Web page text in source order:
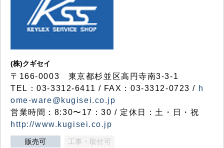
(株)クギセイ
〒166-0003 東京都杉並区高円寺南3-3-1
TEL：03-3312-6411 / FAX：03-3312-0723 / h
ome-ware@kugisei.co.jp
営業時間：8:30〜17：30 / 定休日：土・日・祝
http://www.kugisei.co.jp
販売可 工事・取付可